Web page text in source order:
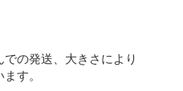
の発送、大きさにより
す。